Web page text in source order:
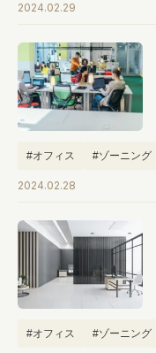
2024.02.29
#オフィス #ゾーニング
2024.02.28
#オフィス #ゾーニング